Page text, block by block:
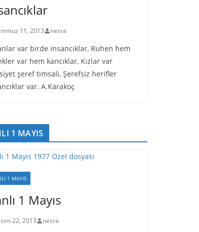
11, 2013 nesra
var birde insancıklar, Ruhen hem
var hem kancıklar, Kızlar var
şeref timsali, Şerefsiz herifler
var. A.Karakoç
1 MAYIS
1 MAYIS
1 Mayıs
22, 2013 nesra